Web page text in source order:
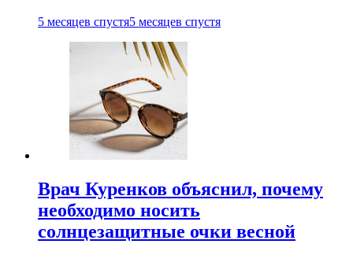
5 месяцев спустя5 месяцев спустя
Врач Куренков объяснил, почему
необходимо носить
солнцезащитные очки весной